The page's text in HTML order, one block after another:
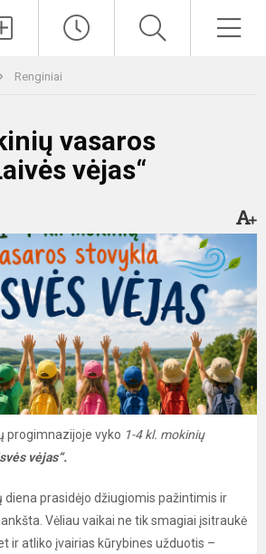
Renginiai
vasaros
vėjas“
progimnazijoje vyko 1-4 kl. mokinių
vėjas“.
diena prasidėjo džiugiomis pažintimis ir
Vėliau vaikai ne tik smagiai įsitraukė
ir atliko įvairias kūrybines užduotis –